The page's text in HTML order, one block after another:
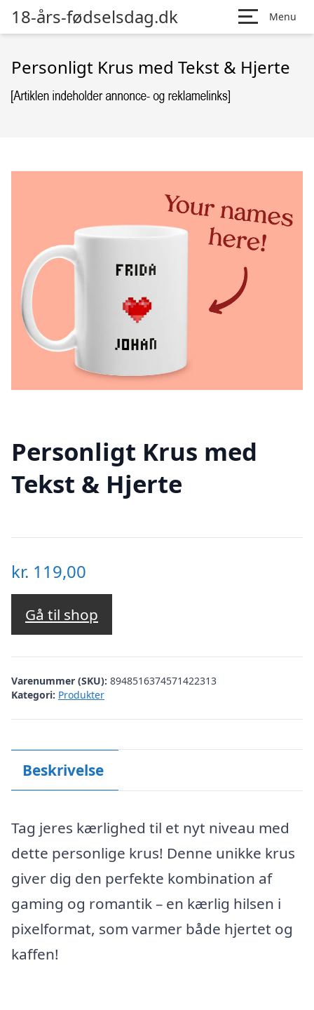
18-års-fødselsdag.dk Menu
Personligt Krus med Tekst & Hjerte
Personligt Krus med
Tekst & Hjerte
kr. 119,00
Gå til shop
Varenummer (SKU): 8948516374571422313
Kategori: Produkter
Beskrivelse
Tag jeres kærlighed til et nyt niveau med
dette personlige krus! Denne unikke krus
giver dig den perfekte kombination af
gaming og romantik – en kærlig hilsen i
pixelformat, som varmer både hjertet og
kaffen!